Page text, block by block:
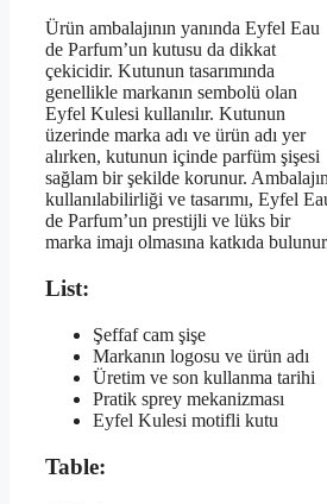
Ürün ambalajının yanında Eyfel Eau
de Parfum’un kutusu da dikkat
çekicidir. Kutunun tasarımında
genellikle markanın sembolü olan
Eyfel Kulesi kullanılır. Kutunun
üzerinde marka adı ve ürün adı yer
alırken, kutunun içinde parfüm şişesi
sağlam bir şekilde korunur. Ambalajın
kullanılabilirliği ve tasarımı, Eyfel
de Parfum’un prestijli ve lüks bir
marka imajı olmasına katkıda
List:
Şeffaf cam şişe
Markanın logosu ve ürün adı
Üretim ve son kullanma tarihi
Pratik sprey mekanizması
Eyfel Kulesi motifli kutu
Table: